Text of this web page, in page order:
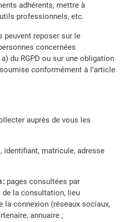
adhérents, mettre à
professionnels, etc.
peuvent reposer sur le
concernées
du RGPD ou sur une obligation
conformément à l’article
auprès de vous les
identifiant, matricule, adresse
: pages consultées par
de la consultation, lieu
la connexion (réseaux sociaux,
annuaire ;